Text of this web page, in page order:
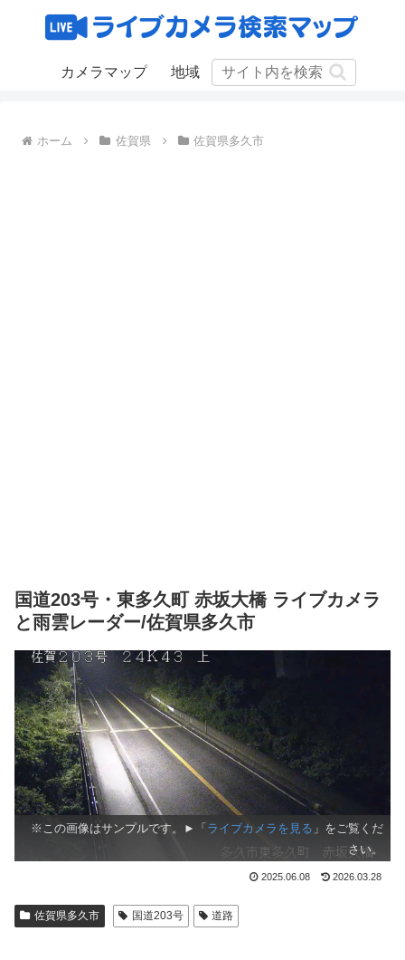
カメラマップ 地域
ホーム 佐賀県 佐賀県多久市
国道203号・東多久町 赤坂大橋 ライブカメラ
と雨雲レーダー/佐賀県多久市
※この画像はサンプルです。►「 ライブカメラを見る 」をご覧くだ
さい。
2025.06.08 2026.03.28
佐賀県多久市 国道203号 道路